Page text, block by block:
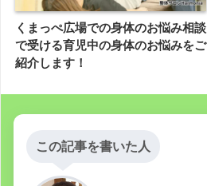
くまっぺ広場での身体のお悩み相談
で受ける育児中の身体のお悩みをご
紹介します！
この記事を書いた人